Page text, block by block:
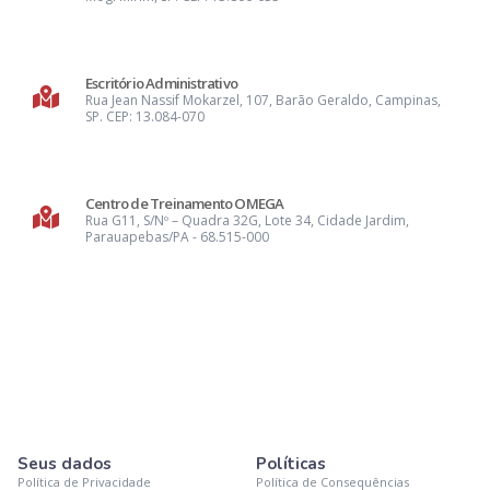
Escritório Administrativo
Rua Jean Nassif Mokarzel, 107, Barão Geraldo, Campinas,
SP. CEP: 13.084-070
Centro de Treinamento OMEGA
Rua G11, S/Nº – Quadra 32G, Lote 34, Cidade Jardim,
Parauapebas/PA - 68.515-000
Seus dados
Política de Privacidade
Políticas
Política de Consequências